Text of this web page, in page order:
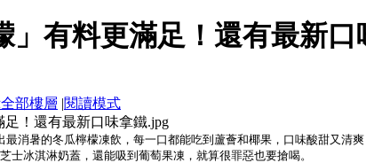
」有料更滿足！還有最新口
部樓層 |閱讀模式
消暑的冬瓜檸檬凍飲，每一口都能吃到蘆薈和椰果，口味酸甜又
士冰淇淋奶蓋，還能吸到葡萄果凍，就算很罪惡也要搶喝。